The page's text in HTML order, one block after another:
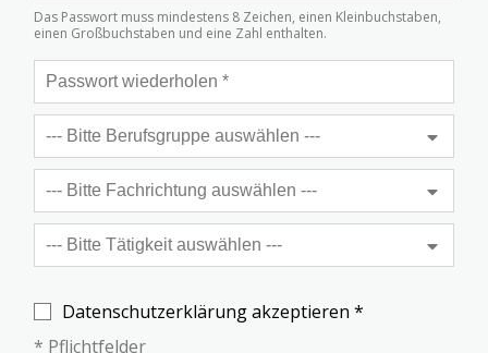
Das Passwort muss mindestens 8 Zeichen, einen Kleinbuchstaben,
einen Großbuchstaben und eine Zahl enthalten.
Datenschutzerklärung akzeptieren *
* Pflichtfelder